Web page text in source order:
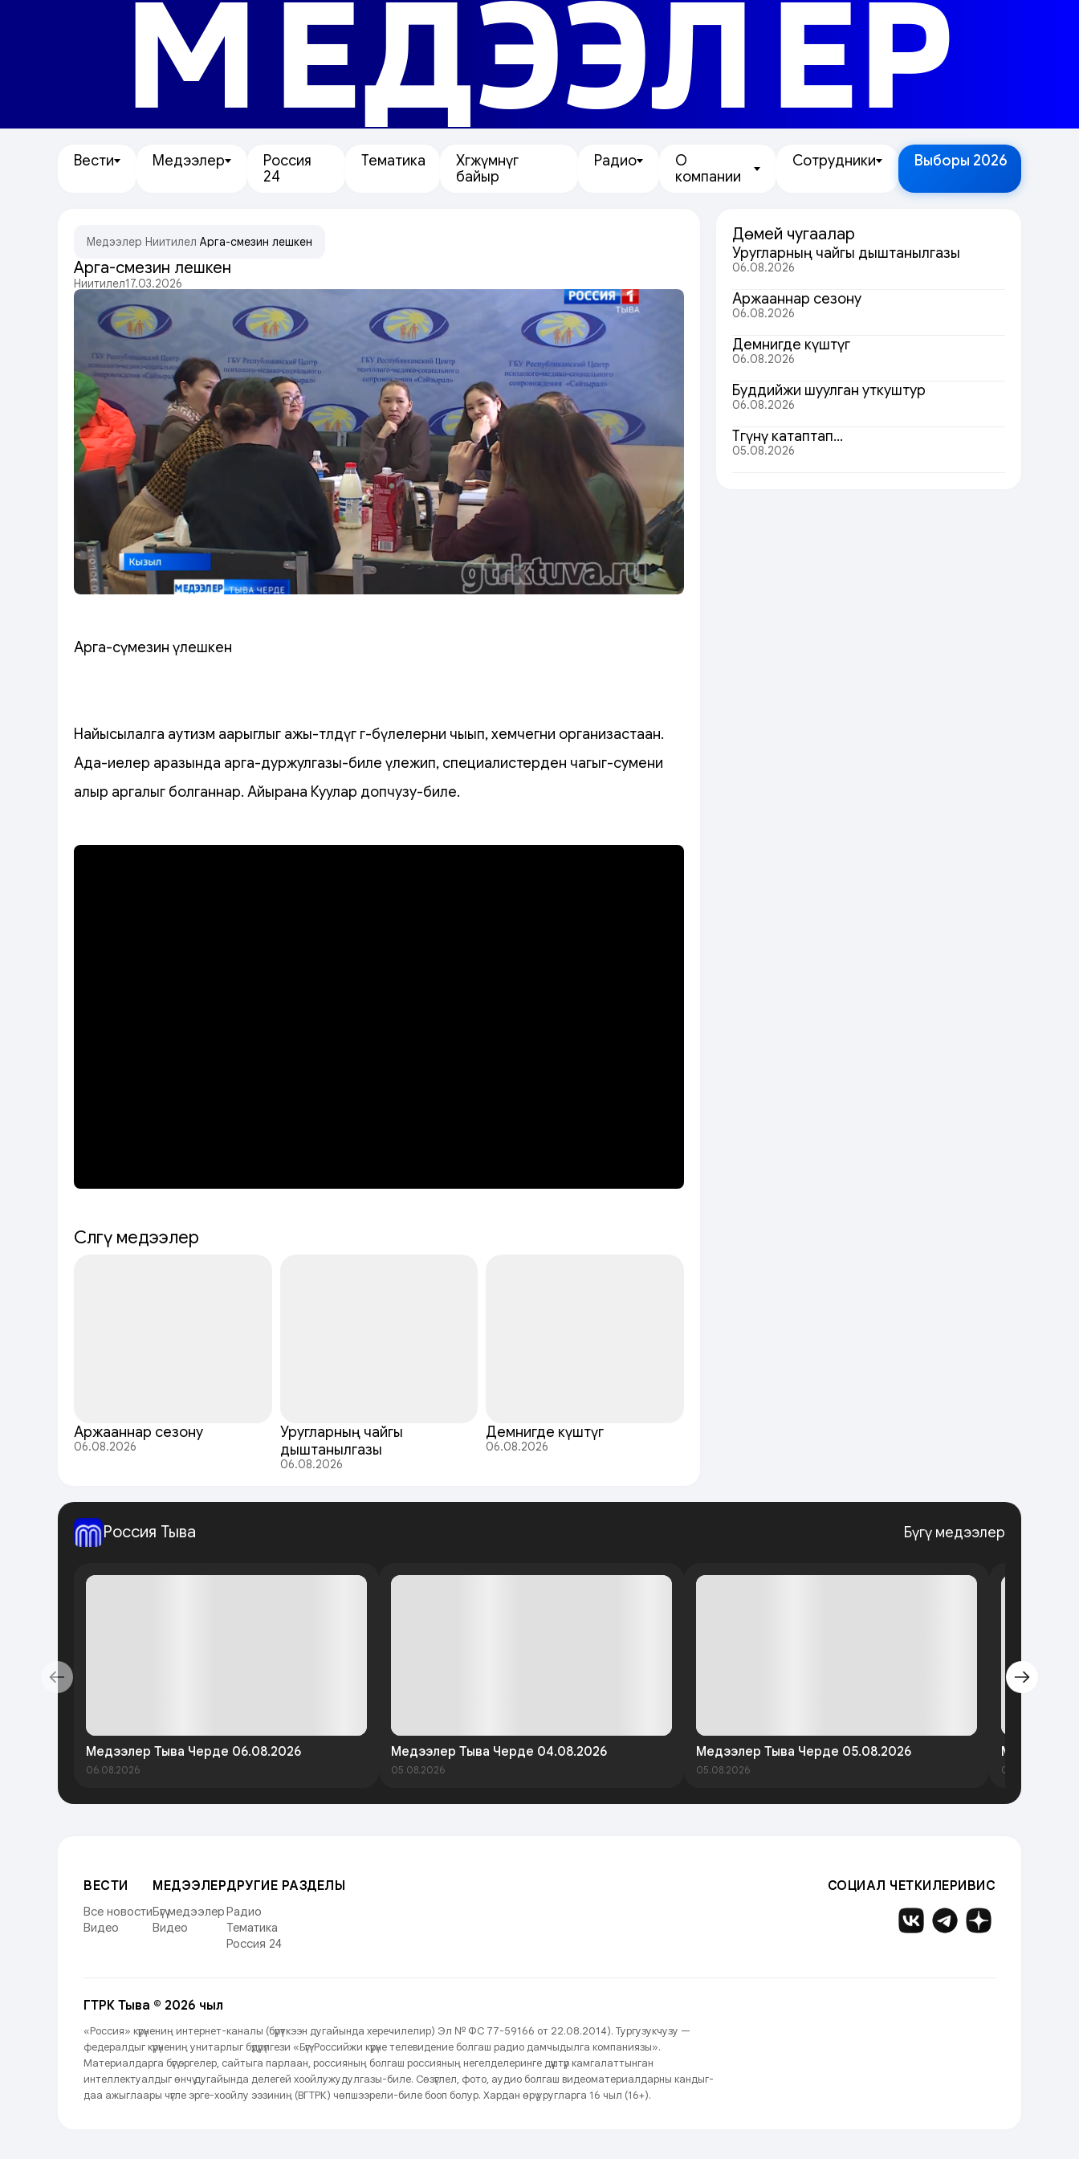
МЕДЭЭЛЕР
Вести Медээлер
Россия
24
Тематика
Хөгжүмнүг
байыр
Радио
О
компании
Сотрудники Выборы 2026
Медээлер Ниитилел Арга-сүмезин үлешкен
Арга-сүмезин үлешкен
Ниитилел17.03.2026
Арга-сүмезин үлешкен
Найысылалга аутизм аарыглыг ажы-төлдүг өг-бүлелерни чыып, хемчегни организастаан.
Ада-иелер аразында арга-дуржулгазы-биле үлежип, специалистерден чагыг-сумени
алыр аргалыг болганнар. Айырана Куулар допчузу-биле.
Сөөлгү медээлер
Аржааннар сезону
06.08.2026
Уругларның чайгы
дыштанылгазы
06.08.2026
Демнигде күштүг
06.08.2026
Дөмей чугаалар
Уругларның чайгы дыштанылгазы
06.08.2026
Аржааннар сезону
06.08.2026
Демнигде күштүг
06.08.2026
Буддийжи шуулган уткуштур
06.08.2026
Төөгүнү катаптап…
05.08.2026
Россия Тыва Бүгү медээлер
Медээлер Тыва Черде 06.08.2026
06.08.2026
Медээлер Тыва Черде 04.08.2026
05.08.2026
Медээлер Тыва Черде 05.08.2026
05.08.2026
Медээлер
03.08.2026
ВЕСТИ
Все новости
Видео
МЕДЭЭЛЕР
Бүгү медээлер
Видео
ДРУГИЕ РАЗДЕЛЫ
Радио
Тематика
Россия 24
СОЦИАЛ ЧЕТКИЛЕРИВИС
ГТРК Тыва © 2026 чыл
«Россия» күрүнениң интернет-каналы (бүрүткээн дугайында херечилелир) Эл № ФС 77-59166 от 22.08.2014). Тургузукчузу —
федералдыг күрүнениң унитарлыг бүдүрүлгези «Бүгү-Российжи күрүне телевидение болгаш радио дамчыдылга компаниязы».
Материалдарга бүгү эргелер, сайтыга парлаан, россияның болгаш россияның негелделеринге дүүштүр камгалаттынган
интеллектуалдыг өнчү дугайында делегей хоойлужудулгазы-биле. Сөзүглел, фото, аудио болгаш видеоматериалдарны кандыг-
даа ажыглаары чүгле эрге-хоойлу ээзиниң (ВГТРК) чөпшээрели-биле бооп болур. Хардан өрү уругларга 16 чыл (16+).